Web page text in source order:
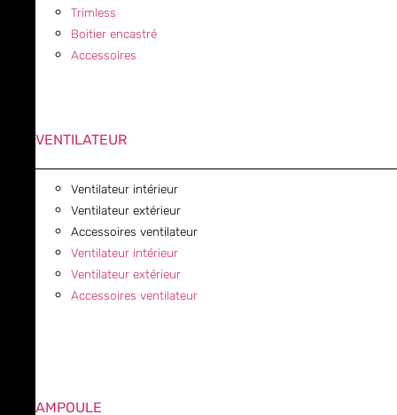
Trimless
Boitier encastré
Accessoires
VENTILATEUR
Ventilateur intérieur
Ventilateur extérieur
Accessoires ventilateur
Ventilateur intérieur
Ventilateur extérieur
Accessoires ventilateur
AMPOULE